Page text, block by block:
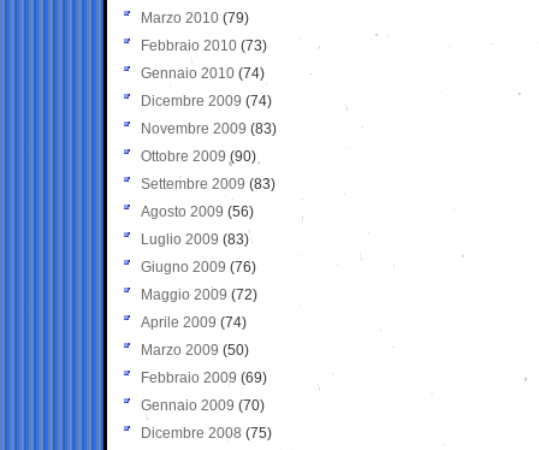
Marzo 2010 (79)
Febbraio 2010 (73)
Gennaio 2010 (74)
Dicembre 2009 (74)
Novembre 2009 (83)
Ottobre 2009 (90)
Settembre 2009 (83)
Agosto 2009 (56)
Luglio 2009 (83)
Giugno 2009 (76)
Maggio 2009 (72)
Aprile 2009 (74)
Marzo 2009 (50)
Febbraio 2009 (69)
Gennaio 2009 (70)
Dicembre 2008 (75)